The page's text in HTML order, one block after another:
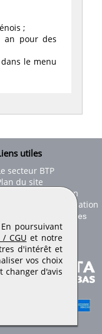
;
an pour des
le menu
utiles
secteur BTP
du site
d'utilisation
de publication
des cookies
poursuivant
/ CGU et notre
d'intérêt et
vos choix
changer d'avis